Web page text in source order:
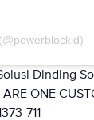
Dinding
ONE
711